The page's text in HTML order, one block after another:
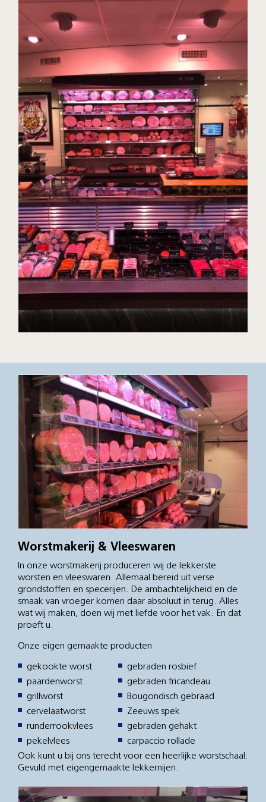
Worstmakerij & Vleeswaren
In onze worstmakerij produceren wij de lekkerste
worsten en vleeswaren. Allemaal bereid uit verse
grondstoffen en specerijen. De ambachtelijkheid en de
smaak van vroeger komen daar absoluut in terug. Alles
wat wij maken, doen wij met liefde voor het vak. En dat
proeft u.
Onze eigen gemaakte producten
gekookte worst
paardenworst
grillworst
cervelaatworst
runderrookvlees
pekelvlees
gebraden rosbief
gebraden fricandeau
Bougondisch gebraad
Zeeuws spek
gebraden gehakt
carpaccio rollade
Ook kunt u bij ons terecht voor een heerlijke worstschaal.
Gevuld met eigengemaakte lekkernijen.